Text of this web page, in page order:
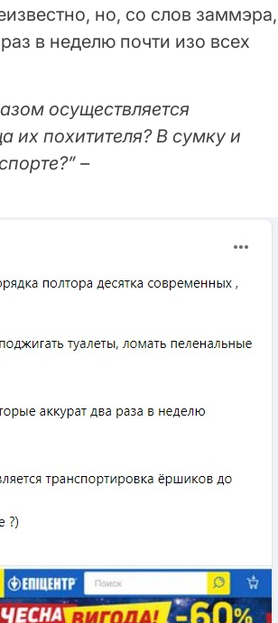
но, со слов заммэра,
в неделю почти изо всех
осуществляется
их похитителя? В сумку и
–